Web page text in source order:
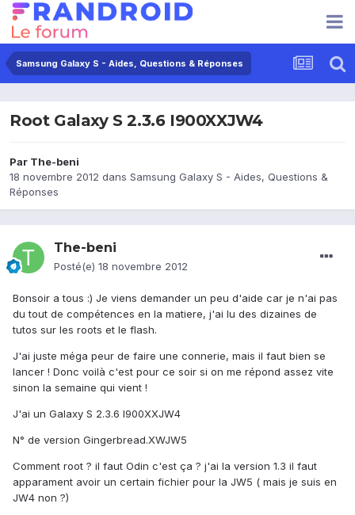
Samsung Galaxy S - Aides, Questions & Réponses
Root Galaxy S 2.3.6 I900XXJW4
Par The-beni
18 novembre 2012 dans Samsung Galaxy S - Aides, Questions &
Réponses
The-beni
Posté(e) 18 novembre 2012
Bonsoir a tous :) Je viens demander un peu d'aide car je n'ai pas
du tout de compétences en la matiere, j'ai lu des dizaines de
tutos sur les roots et le flash.
J'ai juste méga peur de faire une connerie, mais il faut bien se
lancer ! Donc voilà c'est pour ce soir si on me répond assez vite
sinon la semaine qui vient !
J'ai un Galaxy S 2.3.6 I900XXJW4
N° de version Gingerbread.XWJW5
Comment root ? il faut Odin c'est ça ? j'ai la version 1.3 il faut
apparament avoir un certain fichier pour la JW5 ( mais je suis en
JW4 non ?)